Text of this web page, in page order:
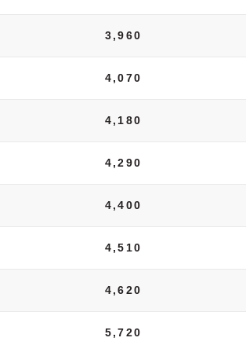
3,960
4,070
4,180
4,290
4,400
4,510
4,620
5,720